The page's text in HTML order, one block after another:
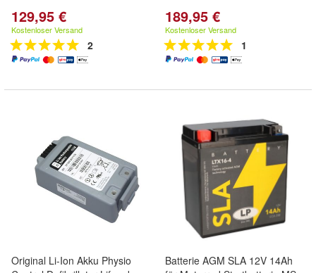
129,95 €
Kostenloser Versand
2
189,95 €
Kostenloser Versand
1
Original Li-Ion Akku Physio
Batterie AGM SLA 12V 14Ah